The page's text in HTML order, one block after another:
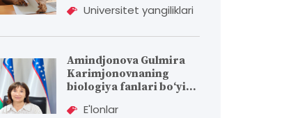
Universitet yangiliklari
Amindjonova Gulmira
Karimjonovnaning
biologiya fanlari bо‘yi...
E'lonlar